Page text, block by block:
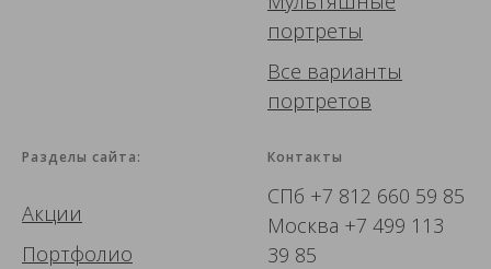
портреты
Все варианты
портретов
Разделы сайта:
Акции
Портфолио
Контакты
СПб +7 812 660 59 85
Москва +7 499 113
39 85